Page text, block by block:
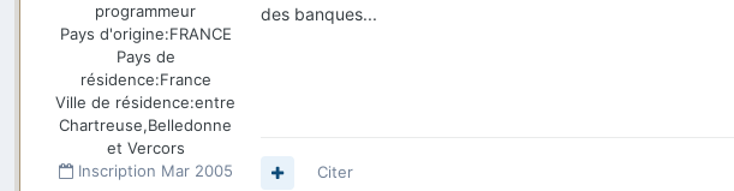
programmeur
Pays d'origine:FRANCE
Pays de
résidence:France
Ville de résidence:entre
Chartreuse,Belledonne
et Vercors
Inscription Mar 2005
des banques...
Citer